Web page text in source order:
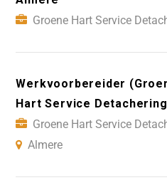
Groene Hart Service
Werkvoorbereider
Hart Service
Groene Hart Service
Almere